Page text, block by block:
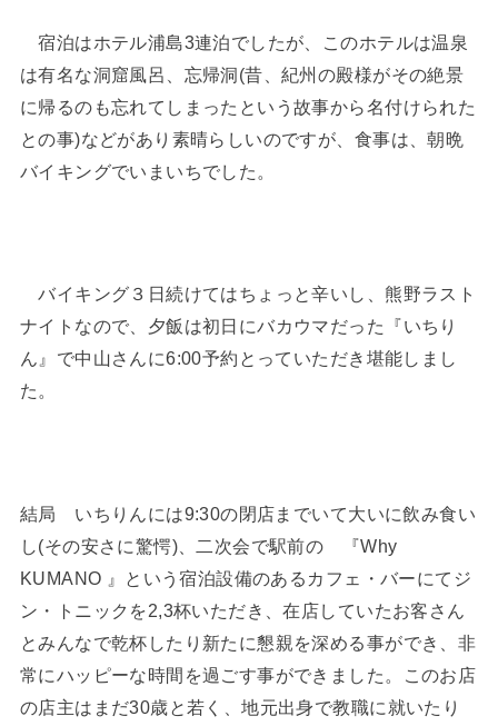
宿泊はホテル浦島3連泊でしたが、このホテルは温泉
は有名な洞窟風呂、忘帰洞(昔、紀州の殿様がその絶景
に帰るのも忘れてしまったという故事から名付けられた
との事)などがあり素晴らしいのですが、食事は、朝晩
バイキングでいまいちでした。
バイキング３日続けてはちょっと辛いし、熊野ラスト
ナイトなので、夕飯は初日にバカウマだった『いちり
ん』で中山さんに6:00予約とっていただき堪能しまし
た。
結局 いちりんには9:30の閉店までいて大いに飲み食い
し(その安さに驚愕)、二次会で駅前の 『Why
KUMANO 』という宿泊設備のあるカフェ・バーにてジ
ン・トニックを2,3杯いただき、在店していたお客さん
とみんなで乾杯したり新たに懇親を深める事ができ、非
常にハッピーな時間を過ごす事ができました。このお店
の店主はまだ30歳と若く、地元出身で教職に就いたり